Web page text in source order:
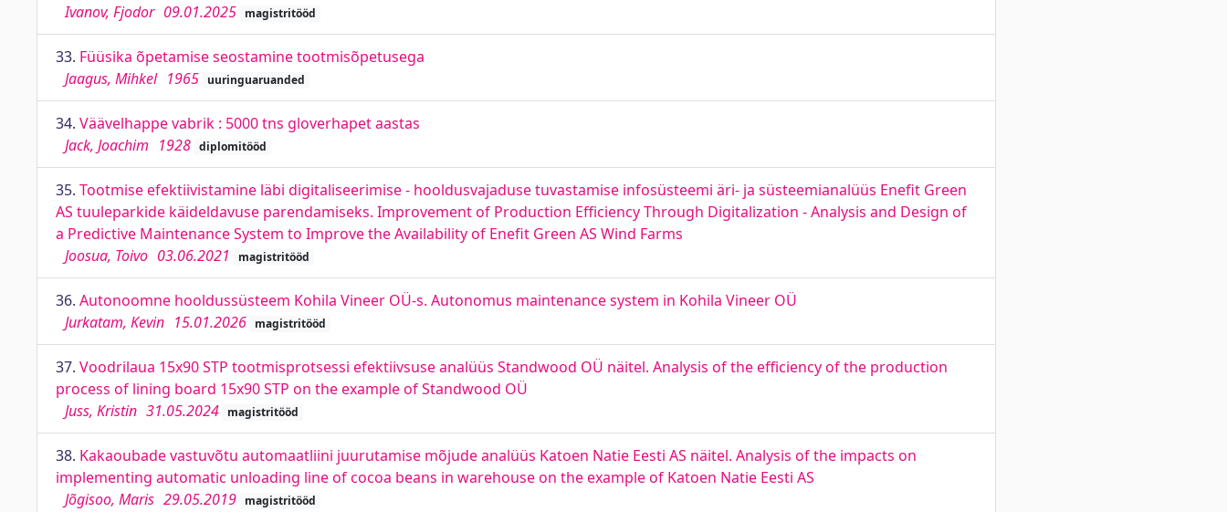
Ivanov, Fjodor 09.01.2025 magistritööd
33. Füüsika õpetamise seostamine tootmisõpetusega
Jaagus, Mihkel 1965 uuringuaruanded
34. Väävelhappe vabrik : 5000 tns gloverhapet aastas
Jack, Joachim 1928 diplomitööd
35. Tootmise efektiivistamine läbi digitaliseerimise - hooldusvajaduse tuvastamise infosüsteemi äri- ja süsteemianalüüs Enefit Green
AS tuuleparkide käideldavuse parendamiseks. Improvement of Production Efficiency Through Digitalization - Analysis and Design of
a Predictive Maintenance System to Improve the Availability of Enefit Green AS Wind Farms
Joosua, Toivo 03.06.2021 magistritööd
36. Autonoomne hooldussüsteem Kohila Vineer OÜ-s. Autonomus maintenance system in Kohila Vineer OÜ
Jurkatam, Kevin 15.01.2026 magistritööd
37. Voodrilaua 15x90 STP tootmisprotsessi efektiivsuse analüüs Standwood OÜ näitel. Analysis of the efficiency of the production
process of lining board 15x90 STP on the example of Standwood OÜ
Juss, Kristin 31.05.2024 magistritööd
38. Kakaoubade vastuvõtu automaatliini juurutamise mõjude analüüs Katoen Natie Eesti AS näitel. Analysis of the impacts on
implementing automatic unloading line of cocoa beans in warehouse on the example of Katoen Natie Eesti AS
Jõgisoo, Maris 29.05.2019 magistritööd